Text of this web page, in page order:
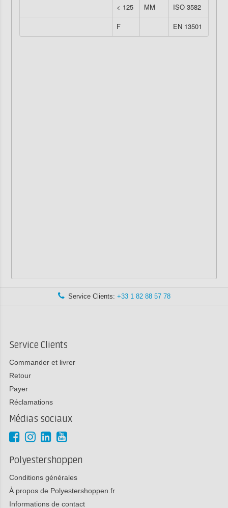
< 125
MM
ISO 3582
F
EN 13501
Service Clients: +33 1 82 88 57 78
Service Clients
Commander et livrer
Retour
Payer
Réclamations
Médias sociaux
Polyestershoppen
Conditions générales
À propos de Polyestershoppen.fr
Informations de contact